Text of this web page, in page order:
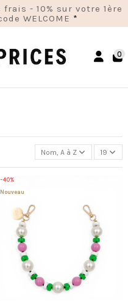
- 10% sur votre 1ère
WELCOME *
0
Nom, A à Z 19
-40%
Nouveau